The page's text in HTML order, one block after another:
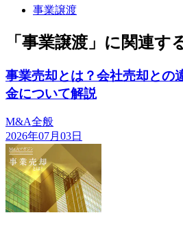
事業譲渡
「事業譲渡」に関連す
事業売却とは？会社売却との
金について解説
M&A全般
2026年07月03日